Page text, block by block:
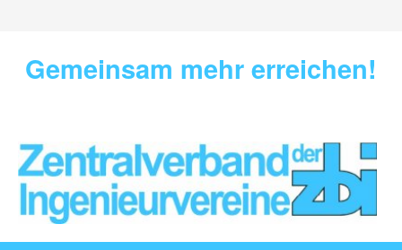
contentGemeinsam mehr erreichen!